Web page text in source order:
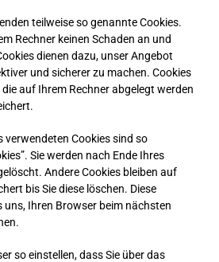
teilweise so genannte Cookies.
Rechner keinen Schaden an und
dienen dazu, unser Angebot
und sicherer zu machen. Cookies
auf Ihrem Rechner abgelegt werden
verwendeten Cookies sind so
Sie werden nach Ende Ihres
Andere Cookies bleiben auf
bis Sie diese löschen. Diese
uns, Ihren Browser beim nächsten
so einstellen, dass Sie über das